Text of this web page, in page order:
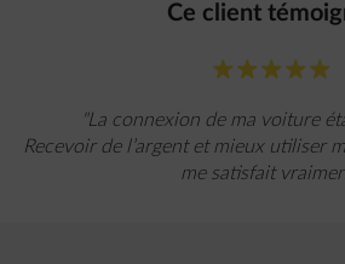
Ce client
star-fill star-fill star-fill star-fill star-fill
"La connexion de ma voiture
Recevoir de l’argent et mieux utiliser
me satisfait